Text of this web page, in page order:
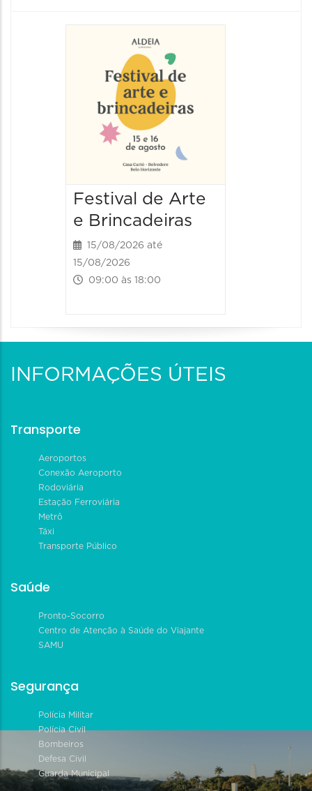
Festival de Arte
e Brincadeiras
15/08/2026 até
15/08/2026
09:00 às 18:00
INFORMAÇÕES ÚTEIS
Transporte
Aeroportos
Conexão Aeroporto
Rodoviária
Estação Ferroviária
Metrô
Táxi
Transporte Público
Saúde
Pronto-Socorro
Centro de Atenção à Saúde do Viajante
SAMU
Segurança
Polícia Militar
Polícia Civil
Bombeiros
Defesa Civil
Guarda Municipal